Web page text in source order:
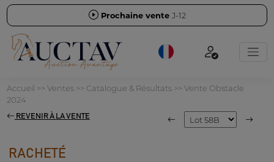
Prochaine vente J-12
Accueil >> Ventes>> Catalogue & Résultats>> Vente Obstacle
2024
REVENIR À LA VENTE
RACHETÉ